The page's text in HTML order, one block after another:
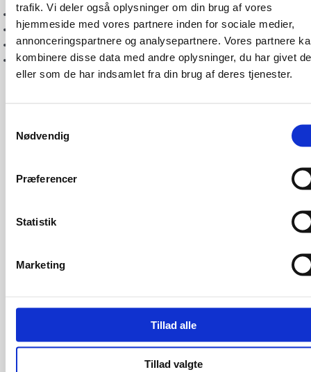
trafik. Vi deler også oplysninger om din brug af vores
hjemmeside med vores partnere inden for sociale medier,
annonceringspartnere og analysepartnere. Vores partnere
kombinere disse data med andre oplysninger, du har givet
eller som de har indsamlet fra din brug af deres tjenester.
Nødvendig
Præferencer
Statistik
Marketing
Tillad alle
Tillad valgte
+45 74670000
booking@laugetransport.com
Odinsvej 2, 6330 Padborg
CVR: 31773180